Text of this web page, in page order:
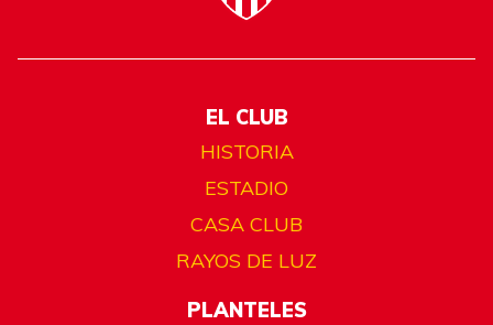
EL CLUB
HISTORIA
ESTADIO
CASA CLUB
RAYOS DE LUZ
PLANTELES